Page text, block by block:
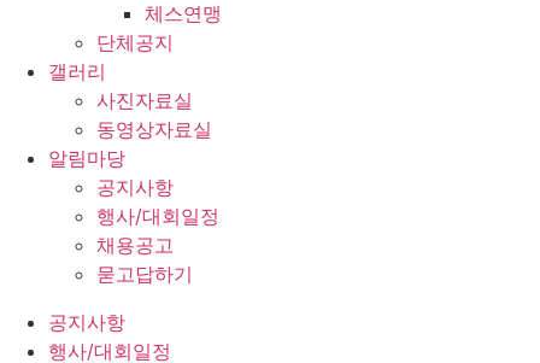
체스연맹
단체공지
갤러리
사진자료실
동영상자료실
알림마당
공지사항
행사/대회일정
채용공고
묻고답하기
공지사항
행사/대회일정